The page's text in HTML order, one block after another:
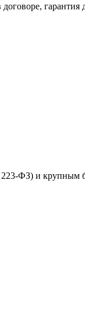
гарантия
ФЗ) и крупным